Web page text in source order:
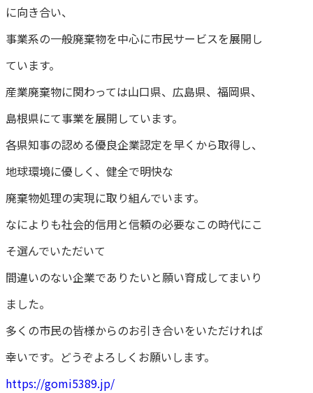
に向き合い、
事業系の一般廃棄物を中心に市民サービスを展開し
ています。
産業廃棄物に関わっては山口県、広島県、福岡県、
島根県にて事業を展開しています。
各県知事の認める優良企業認定を早くから取得し、
地球環境に優しく、健全で明快な
廃棄物処理の実現に取り組んでいます。
なによりも社会的信用と信頼の必要なこの時代にこ
そ選んでいただいて
間違いのない企業でありたいと願い育成してまいり
ました。
多くの市民の皆様からのお引き合いをいただければ
幸いです。どうぞよろしくお願いします。
https://gomi5389.jp/